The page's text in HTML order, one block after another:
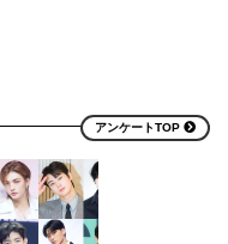
アンケートTOP